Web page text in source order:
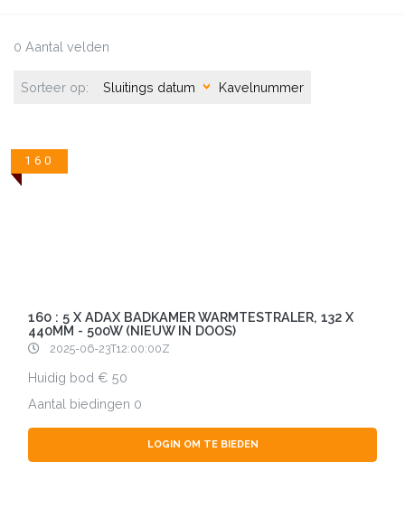
0 Aantal velden
Sorteer op: Sluitings datum Kavelnummer
160
160 : 5 X ADAX BADKAMER WARMTESTRALER, 132 X
440MM - 500W (NIEUW IN DOOS)
2025-06-23T12:00:00Z
Huidig bod
50
Aantal biedingen 0
LOGIN OM TE BIEDEN